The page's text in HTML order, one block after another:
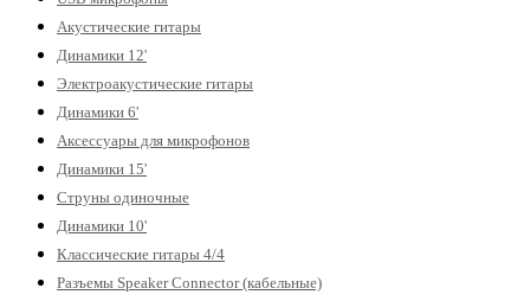
Акустические гитары
Динамики 12'
Электроакустические гитары
Динамики 6'
Аксессуары для микрофонов
Динамики 15'
Струны одиночные
Динамики 10'
Классические гитары 4/4
Разъемы Speaker Connector (кабельные)